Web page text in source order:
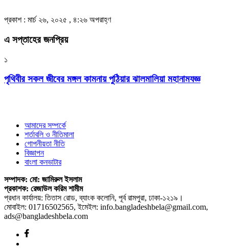
প্রকাশ : মার্চ ২৬, ২০২৫ , ৪:২৬ অপরাহ্ণ
এ সপ্তাহের জনপ্রিয়
১
পৃথিবীর সকল জীবের মঙ্গল কামনায় পুঠিয়ার ঝালমালিয়া মহানামযজ্ঞ
আমাদের সম্পর্কে
শর্তাবলি ও নীতিমালা
গোপনীয়তা নীতি
বিজ্ঞাপন
বাংলা কনভাটার
সম্পাদক: মো: জামিরুল ইসলাম
প্রকাশক: রেজাউল করিম শামীম
প্রধান কার্যালয়: তিতাস রোড, ব্যাংক কলোনি, পূর্ব রামপুরা, ঢাকা-১২১৯।
মোবাইল: 01716502565, ইমেইল: info.bangladeshbela@gmail.com,
ads@bangladeshbela.com